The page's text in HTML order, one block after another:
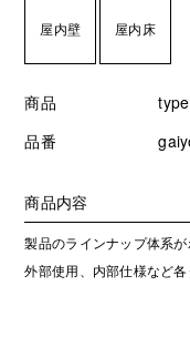
屋内壁 屋内床
商品
品番
商品内容
製品のラインナップ体系が
外部使用、内部仕様など